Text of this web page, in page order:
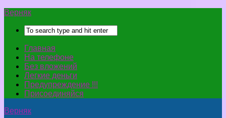
Верняк
Главная
На телефоне
Без вложений
Легкие деньги
Предупреждение !!!
Присоединяйся
Верняк